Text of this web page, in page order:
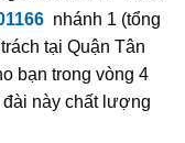
nhánh 1 (tổng
tại Quận Tân
bạn trong vòng 4
này chất lượng